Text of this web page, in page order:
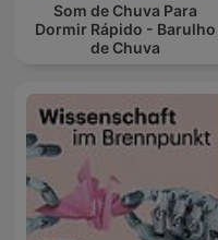
Som de Chuva Para
Dormir Rápido - Barulho
de Chuva